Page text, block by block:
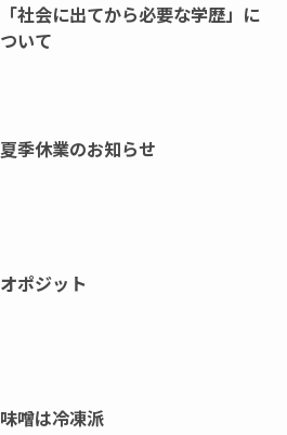
「社会に出てから必要な学歴」に
ついて
夏季休業のお知らせ
オポジット
味噌は冷凍派